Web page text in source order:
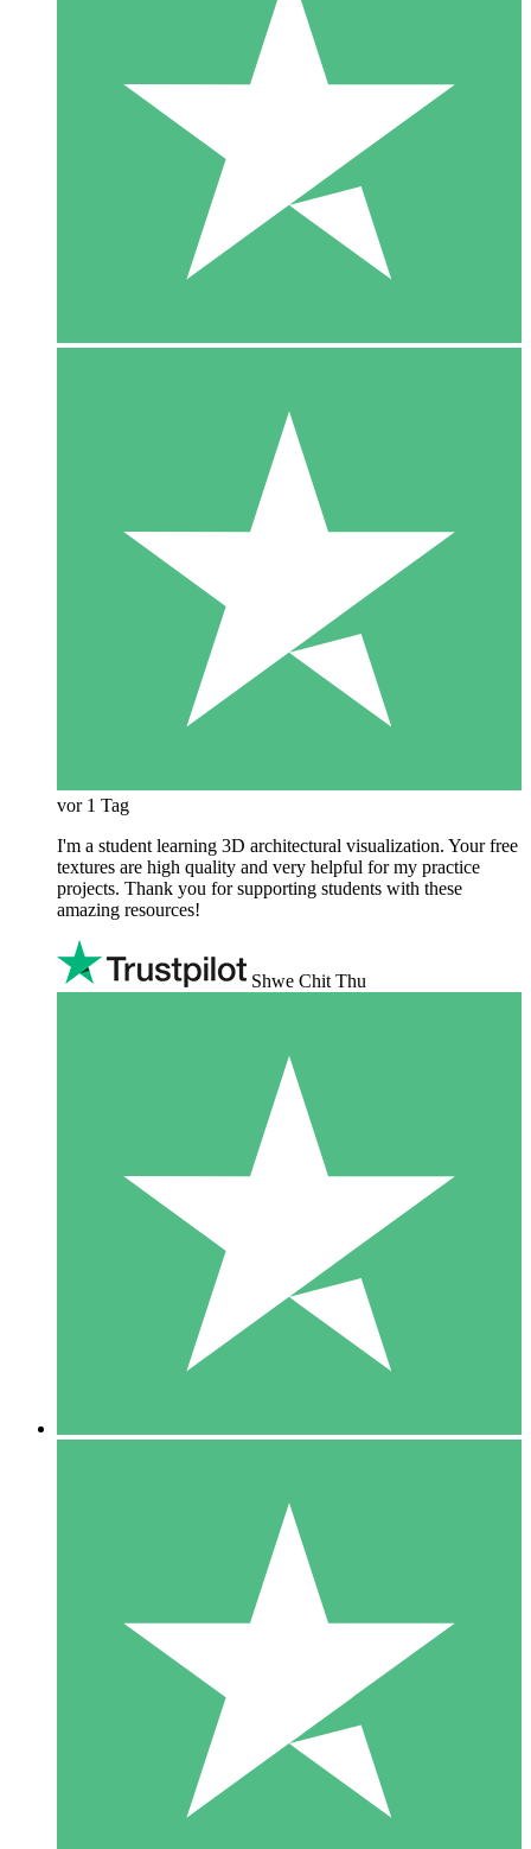
vor 1 Tag
I'm a student learning 3D architectural visualization. Your free
textures are high quality and very helpful for my practice
projects. Thank you for supporting students with these
amazing resources!
Shwe Chit Thu